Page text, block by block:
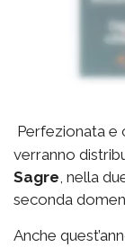
Perfezionata e
verranno
Sagre , nella
seconda
Anche